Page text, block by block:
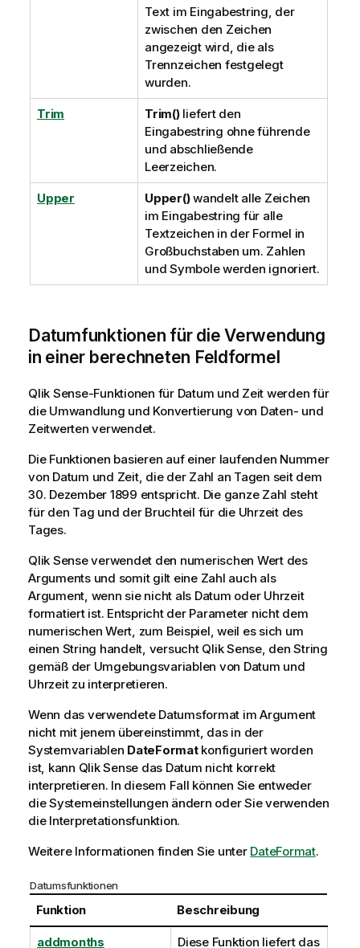
Text im Eingabestring, der
zwischen den Zeichen
angezeigt wird, die als
Trennzeichen festgelegt
wurden.
Trim Trim()liefert den
Eingabestring ohne führende
und abschließende
Leerzeichen.
Upper Upper()wandelt alle Zeichen
im Eingabestring für alle
Textzeichen in der Formel in
Großbuchstaben um. Zahlen
und Symbole werden ignoriert.
Datumfunktionen für die Verwendung
in einer berechneten Feldformel
Qlik Sense-Funktionen für Datum und Zeit werden für
die Umwandlung und Konvertierung von Daten- und
Zeitwerten verwendet.
Die Funktionen basieren auf einer laufenden Nummer
von Datum und Zeit, die der Zahl an Tagen seit dem
30. Dezember 1899 entspricht. Die ganze Zahl steht
für den Tag und der Bruchteil für die Uhrzeit des
Tages.
Qlik Senseverwendet den numerischen Wert des
Arguments und somit gilt eine Zahl auch als
Argument, wenn sie nicht als Datum oder Uhrzeit
formatiert ist. Entspricht der Parameter nicht dem
numerischen Wert, zum Beispiel, weil es sich um
einen String handelt, versucht Qlik Sense, den String
gemäß der Umgebungsvariablen von Datum und
Uhrzeit zu interpretieren.
Wenn das verwendete Datumsformat im Argument
nicht mit jenem übereinstimmt, das in der
Systemvariablen DateFormatkonfiguriert worden
ist, kann Qlik Sense das Datum nicht korrekt
interpretieren. In diesem Fall können Sie entweder
die Systemeinstellungen ändern oder Sie verwenden
die Interpretationsfunktion.
Weitere Informationen finden Sie unter DateFormat.
Datumsfunktionen
Funktion Beschreibung
addmonths Diese Funktion liefert das